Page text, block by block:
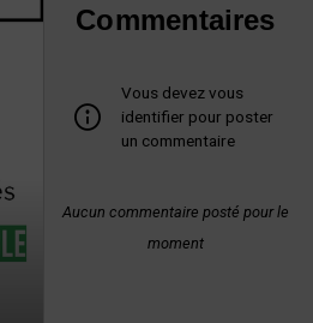
Commentaires
Vous devez vous
identifier pour poster
un commentaire
Aucun commentaire posté pour le
moment